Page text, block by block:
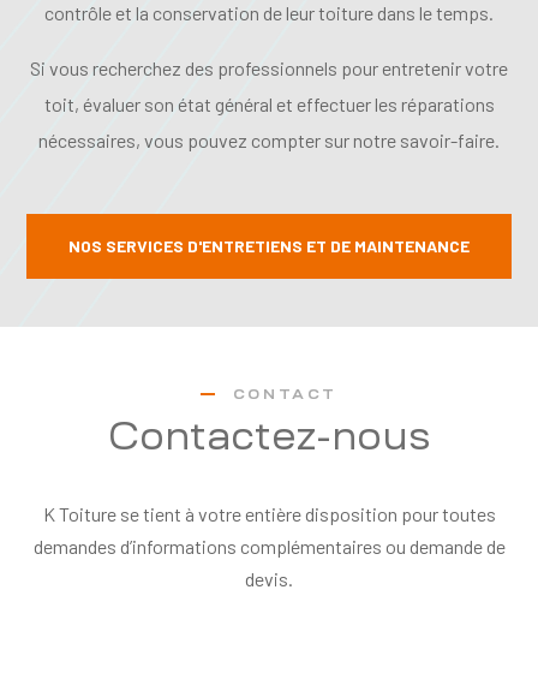
contrôle et la conservation de leur toiture dans le temps.
Si vous recherchez des professionnels pour entretenir votre
toit, évaluer son état général et effectuer les réparations
nécessaires, vous pouvez compter sur notre savoir-faire.
NOS SERVICES D'ENTRETIENS ET DE MAINTENANCE
CONTACT
Contactez-nous
K Toiture se tient à votre entière disposition pour toutes
demandes d’informations complémentaires ou demande de
devis.